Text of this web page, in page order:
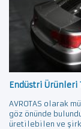
Endüstri Ürünleri
AVROTAS olarak
göz önünde
üretilebilen ve